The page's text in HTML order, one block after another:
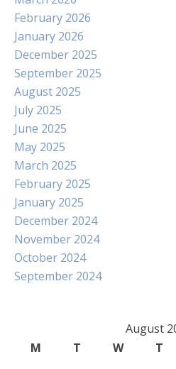
February 2026
January 2026
December 2025
September 2025
August 2025
July 2025
June 2025
May 2025
March 2025
February 2025
January 2025
December 2024
November 2024
October 2024
September 2024
August
M
T W T